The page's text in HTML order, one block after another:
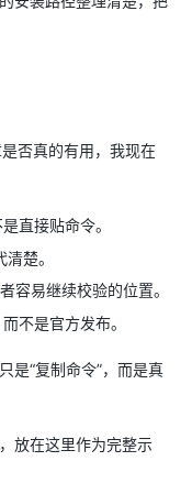
否真的有用，我现在
直接贴命令。
楚。
容易继续校验的位置。
不是官方发布。
是“复制命令”，而是真
放在这里作为完整示